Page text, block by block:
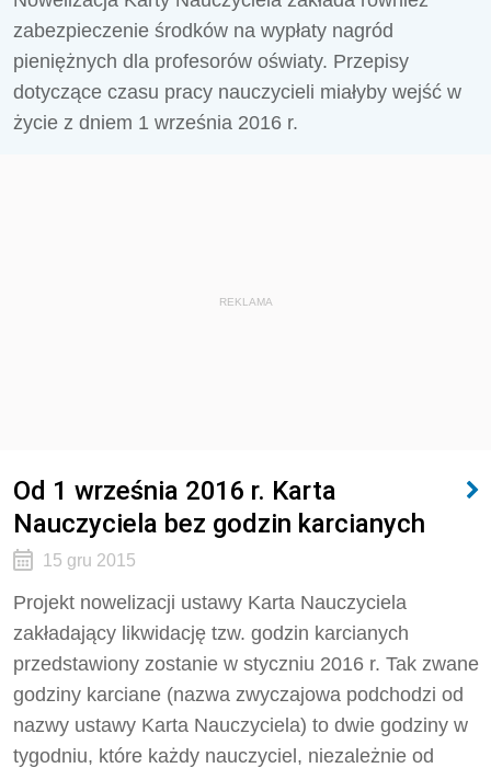
zabezpieczenie środków na wypłaty nagród
pieniężnych dla profesorów oświaty. Przepisy
dotyczące czasu pracy nauczycieli miałyby wejść w
życie z dniem 1 września 2016 r.
REKLAMA
Od 1 września 2016 r. Karta
Nauczyciela bez godzin karcianych
15 gru 2015
Projekt nowelizacji ustawy Karta Nauczyciela
zakładający likwidację tzw. godzin karcianych
przedstawiony zostanie w styczniu 2016 r. Tak zwane
godziny karciane (nazwa zwyczajowa podchodzi od
nazwy ustawy Karta Nauczyciela) to dwie godziny w
tygodniu, które każdy nauczyciel, niezależnie od